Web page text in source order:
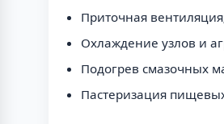
Приточная
Охлаждение узлов и
Подогрев смазочных
Пастеризация